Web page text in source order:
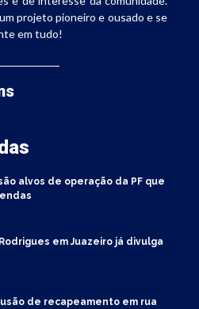
projeto pioneiro e ousado e se
em tudo!
alvos de operação da PF que
em Juazeiro já divulga
de recapeamento em rua